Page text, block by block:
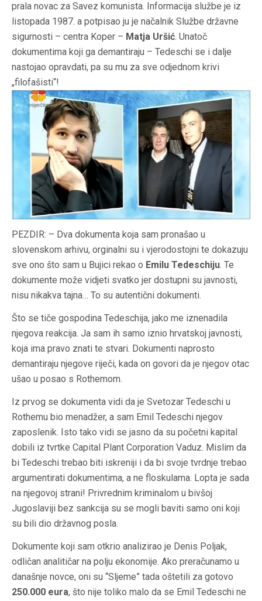
prala novac za Savez komunista. Informacija službe je iz
listopada 1987. a potpisao ju je načalnik Službe državne
sigurnosti – centra Koper – Matja Uršić. Unatoč
dokumentima koji ga demantiraju – Tedeschi se i dalje
nastojao opravdati, pa su mu za sve odjednom krivi
„filofašisti“!
PEZDIR: – Dva dokumenta koja sam pronašao u
slovenskom arhivu, orginalni su i vjerodostojni te dokazuju
sve ono što sam u Bujici rekao o Emilu Tedeschiju. Te
dokumente može vidjeti svatko jer dostupni su javnosti,
nisu nikakva tajna… To su autentični dokumenti.
Što se tiče gospodina Tedeschija, jako me iznenadila
njegova reakcija. Ja sam ih samo iznio hrvatskoj javnosti,
koja ima pravo znati te stvari. Dokumenti naprosto
demantiraju njegove riječi, kada on govori da je njegov otac
ušao u posao s Rothemom.
Iz prvog se dokumenta vidi da je Svetozar Tedeschi u
Rothemu bio menadžer, a sam Emil Tedeschi njegov
zaposlenik. Isto tako vidi se jasno da su početni kapital
dobili iz tvrtke Capital Plant Corporation Vaduz. Mislim da
bi Tedeschi trebao biti iskreniji i da bi svoje tvrdnje trebao
argumentirati dokumentima, a ne floskulama. Lopta je sada
na njegovoj strani! Privrednim kriminalom u bivšoj
Jugoslaviji bez sankcija su se mogli baviti samo oni koji
su bili dio državnog posla.
Dokumente koji sam otkrio analizirao je Denis Poljak,
odličan analitičar na polju ekonomije. Ako preračunamo u
današnje novce, oni su “Sljeme” tada oštetili za gotovo
250.000 eura, što nije toliko malo da se Emil Tedeschi ne